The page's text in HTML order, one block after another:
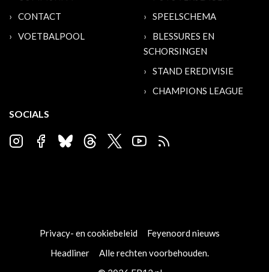
CONTACT
VOETBALPOOL
SPEELSCHEMA
BLESSURES EN
SCHORSINGEN
STAND EREDIVISIE
CHAMPIONS LEAGUE
SOCIALS
Privacy- en cookiebeleid
Feyenoord nieuws
Headliner
Alle rechten voorbehouden.